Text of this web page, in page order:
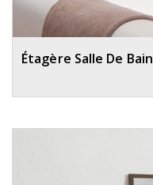
Étagère Salle De Bain